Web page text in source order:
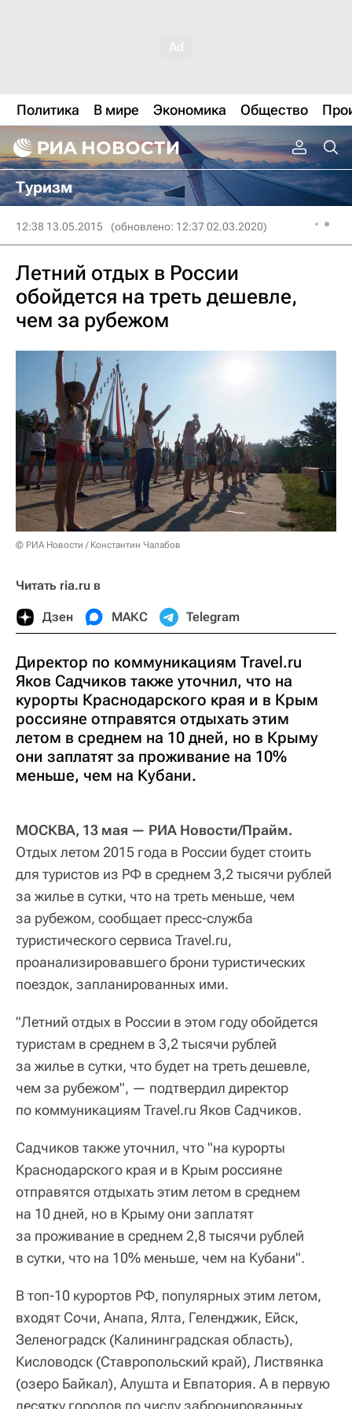
Политика В мире Экономика Общество
Туризм
12:38 13.05.2015 (обновлено: 12:37 02.03.2020)
Летний отдых в России
обойдется на треть дешевле,
чем за рубежом
© РИА Новости / Константин Чалабов
Читать ria.ru в
Дзен МАКС Telegram
Директор по коммуникациям Travel.ru
Яков Садчиков также уточнил, что на
курорты Краснодарского края и в Крым
россияне отправятся отдыхать этим
летом в среднем на 10 дней, но в Крыму
они заплатят за проживание на 10%
меньше, чем на Кубани.
МОСКВА, 13 мая — РИА Новости/Прайм.
Отдых летом 2015 года в России будет стоить
для туристов из РФ в среднем 3,2 тысячи рублей
за жилье в сутки, что на треть меньше, чем
за рубежом, сообщает пресс-служба
туристического сервиса Travel.ru,
проанализировавшего брони туристических
поездок, запланированных ими.
"Летний отдых в России в этом году обойдется
туристам в среднем в 3,2 тысячи рублей
за жилье в сутки, что будет на треть дешевле,
чем за рубежом", — подтвердил директор
по коммуникациям Travel.ru Яков Садчиков.
Садчиков также уточнил, что "на курорты
Краснодарского края и в Крым россияне
отправятся отдыхать этим летом в среднем
на 10 дней, но в Крыму они заплатят
за проживание в среднем 2,8 тысячи рублей
в сутки, что на 10% меньше, чем на Кубани".
В топ-10 курортов РФ, популярных этим летом,
входят Сочи, Анапа, Ялта, Геленджик, Ейск,
Зеленоградск (Калининградская область),
Кисловодск (Ставропольский край), Листвянка
(озеро Байкал), Алушта и Евпатория. А в первую
десятку городов по числу забронированных